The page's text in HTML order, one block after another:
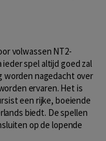
volwassen NT2-
spel altijd goed zal
worden nagedacht over
ervaren. Het is
een rijke, boeiende
biedt. De spellen
op de lopende